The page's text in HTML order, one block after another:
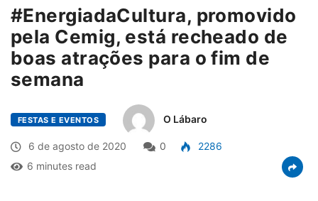
#EnergiadaCultura, promovido
pela Cemig, está recheado de
boas atrações para o fim de
semana
FESTAS E EVENTOS O Lábaro
6 de agosto de 2020 0
2286
6 minutes read